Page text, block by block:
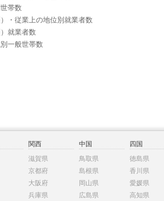
帯数
・従業上の地位別就業者数
就業者数
一般世帯数
関西
滋賀県
京都府
大阪府
兵庫県
中国
鳥取県
島根県
岡山県
広島県
四国
徳島県
香川県
愛媛県
高知県